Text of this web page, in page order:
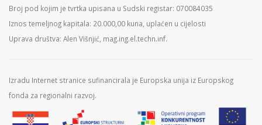
Broj pod kojim je tvrtka upisana u Sudski registar: 070084035
Iznos temeljnog kapitala: 20.000,00 kuna, uplaćen u cijelosti
Uprava društva: Alen Višnjić, mag.ing.el.techn.inf.
Izradu Internet stranice sufinancirala je Europska unija iz Europskog
fonda za regionalni razvoj.